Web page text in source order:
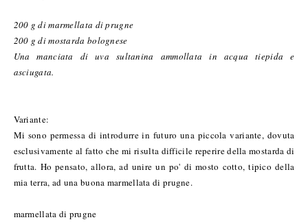
200 g di marmellata di prugne
200 g di mostarda bolognese
Una manciata di uva sultanina ammollata in acqua tiepida e
asciugata.
Variante:
Mi sono permessa di introdurre in futuro una piccola variante, dovuta
esclusivamente al fatto che mi risulta difficile reperire della mostarda di
frutta. Ho pensato, allora, ad unire un po' di mosto cotto, tipico della
mia terra, ad una buona marmellata di prugne.
marmellata di prugne